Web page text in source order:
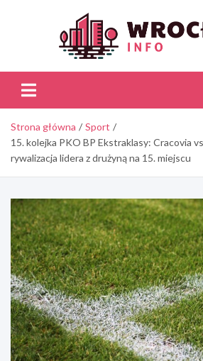
Strona główna
Sport
15. kolejka PKO BP Ekstraklasy: Cracovia
rywalizacja lidera z drużyną na 15. miejscu